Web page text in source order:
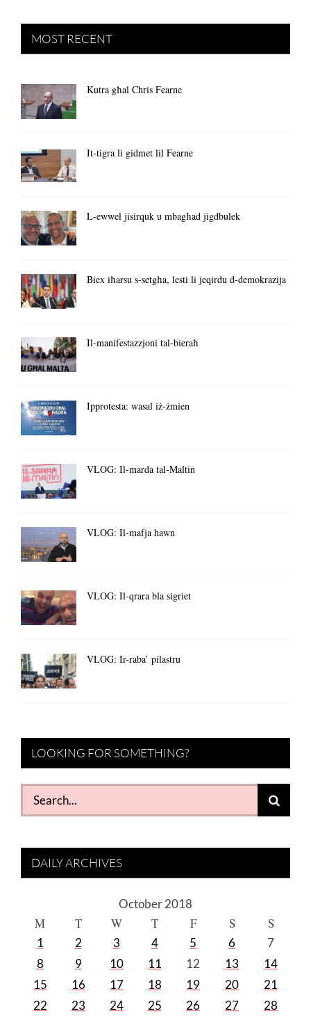
MOST RECENT
Kutra għal Chris Fearne
It-tigra li gidmet lil Fearne
L-ewwel jisirquk u mbagħad jigdbulek
Biex iħarsu s-setgħa, lesti li jeqirdu d-demokrazija
Il-manifestazzjoni tal-bieraħ
Ipprotesta: wasal iż-żmien
VLOG: Il-marda tal-Maltin
VLOG: Il-mafja hawn
VLOG: Il-qrara bla sigriet
VLOG: Ir-raba’ pilastru
LOOKING FOR SOMETHING?
Search
for:
DAILY ARCHIVES
October 2018
M T W T F S S
1 2 3 4 5 6
7
8
9 10 11 12 13
14
15
16 17 18 19 20
21
22
23 24 25 26 27 28